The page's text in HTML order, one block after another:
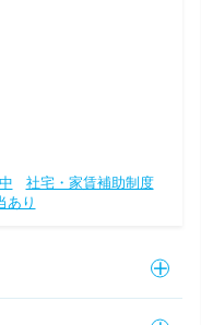
社宅・家賃補助制度
あり